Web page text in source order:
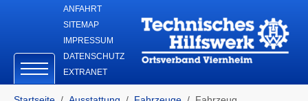
Skip to main navigation
Zum Hauptinhalt springen
Skip to page footerANFAHRT
SITEMAP
IMPRESSUM
DATENSCHUTZ
EXTRANET